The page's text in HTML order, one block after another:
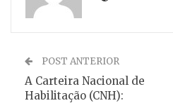
POST ANTERIOR
A Carteira Nacional de
Habilitação (CNH):